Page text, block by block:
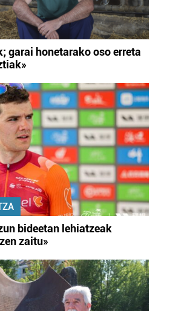
garai honetarako oso erreta
bideetan lehiatzeak
zaitu»